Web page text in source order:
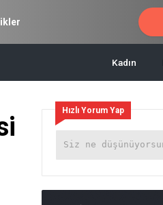
Kadın
Hızlı Yorum Yap